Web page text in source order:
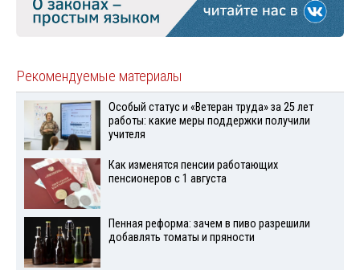
Рекомендуемые материалы
Особый статус и «Ветеран труда» за 25 лет
работы: какие меры поддержки получили
учителя
Как изменятся пенсии работающих
пенсионеров с 1 августа
Пенная реформа: зачем в пиво разрешили
добавлять томаты и пряности